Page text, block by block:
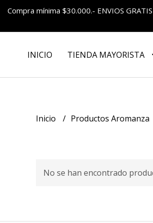
Compra mínima $30.000.- ENVIOS
INICIO TIENDA MAYORISTA
Inicio Productos Aromanza
No se han encontrado